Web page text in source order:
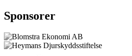
Sponsorer